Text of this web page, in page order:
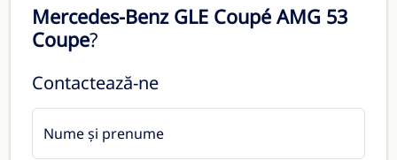
Mercedes-Benz GLE Coupé AMG 53
Coupe?
Contactează-ne
Nume și prenume